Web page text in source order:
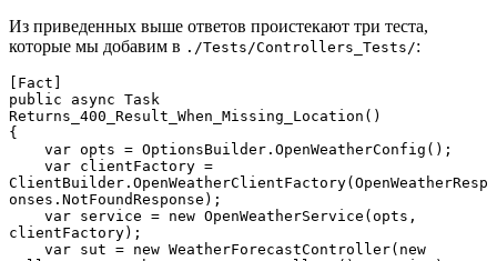
Из приведенных выше ответов проистекают три теста,
которые мы добавим в ./Tests/Controllers_Tests/:
[Fact]
public async Task
Returns_400_Result_When_Missing_Location()
{
ClientBuilder.OpenWeatherClientFactory(OpenWeatherResp
onses.NotFoundResponse);
clientFactory);